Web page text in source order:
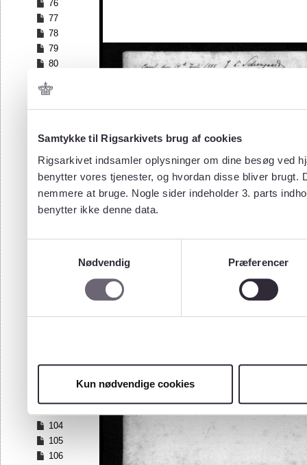
Samtykke til Rigsarkivets brug af cookies
Rigsarkivet indsamler oplysninger om dine besøg ved
benytter vores tjenester, og hvordan disse bliver
nemmere at bruge. Nogle sider indeholder 3. parts
benytter ikke denne data.
Nødvendig
Præferencer
Kun nødvendige cookies
76
77
78
79
80
82
83
85
87
88
89
90
97
100
104
105
106